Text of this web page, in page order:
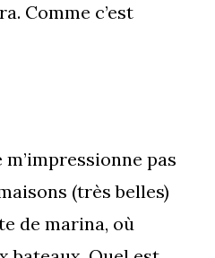
Comme c’est
pas
(très belles)
de marina, où